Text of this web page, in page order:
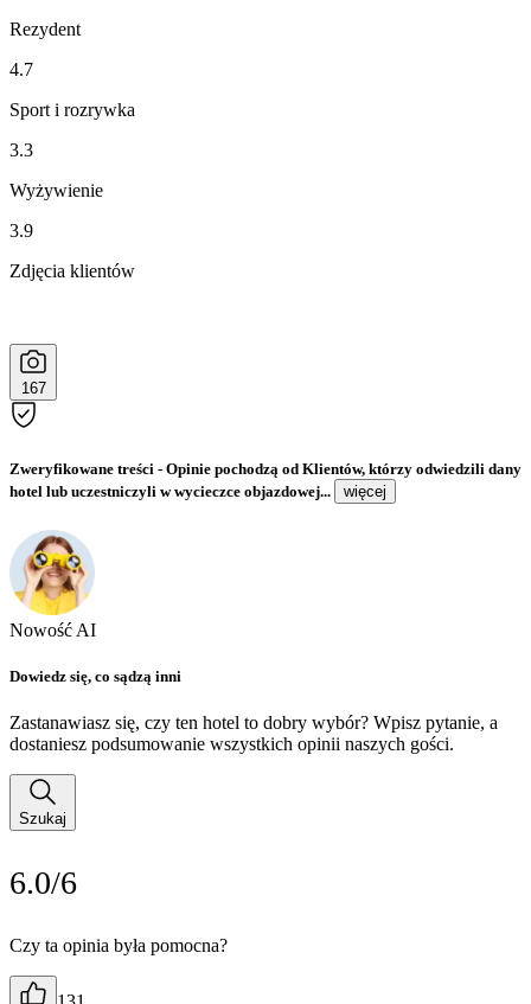
Rezydent
4.7
Sport i rozrywka
3.3
Wyżywienie
3.9
Zdjęcia klientów
167
Zweryfikowane treści - Opinie pochodzą od Klientów, którzy odwiedzili dany
hotel lub uczestniczyli w wycieczce objazdowej...
więcej
Nowość AI
Dowiedz się, co sądzą inni
Zastanawiasz się, czy ten hotel to dobry wybór? Wpisz pytanie, a
dostaniesz podsumowanie wszystkich opinii naszych gości.
Szukaj
6.0/6
Czy ta opinia była pomocna?